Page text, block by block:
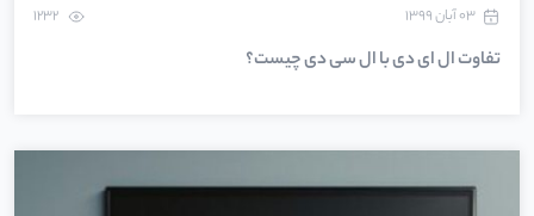
۰۳ آبان ۱۳۹۹
تفاوت ال ای دی با ال سی دی چیست؟